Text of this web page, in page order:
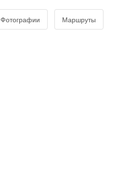
Фотографии Маршруты